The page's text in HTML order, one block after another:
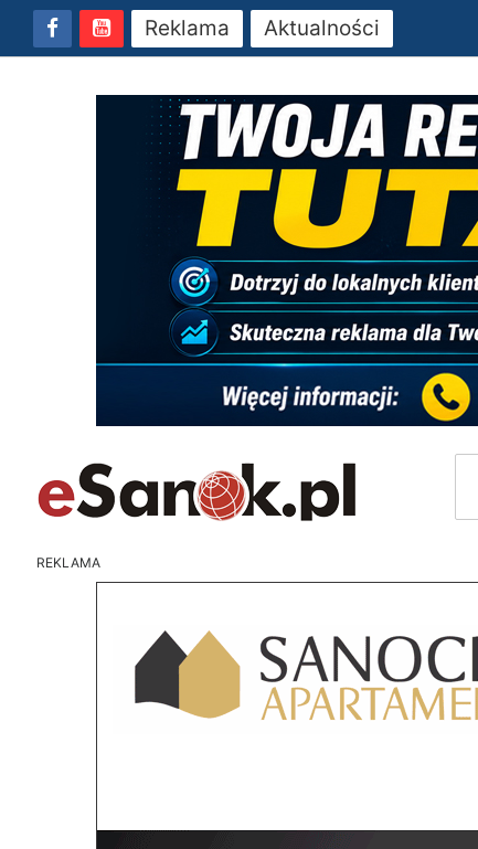
Reklama Aktualności
REKLAMA